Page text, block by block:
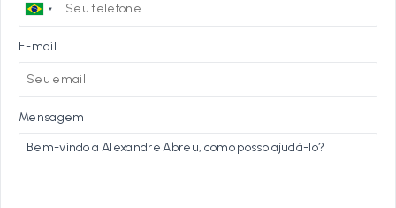
E-mail
Mensagem